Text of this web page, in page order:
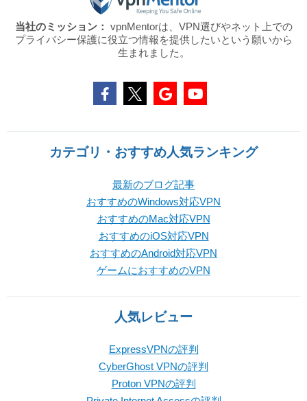
当社のミッション： vpnMentorは、VPN選びやネット上での
プライバシー保護に役立つ情報を提供したいという願いから
生まれました。
カテゴリ・おすすめ人気ランキング
最新のブログ記事
おすすめのWindows対応VPN
おすすめのMac対応VPN
おすすめのiOS対応VPN
おすすめのAndroid対応VPN
ゲームにおすすめのVPN
人気レビュー
ExpressVPNの評判
CyberGhost VPNの評判
Proton VPNの評判